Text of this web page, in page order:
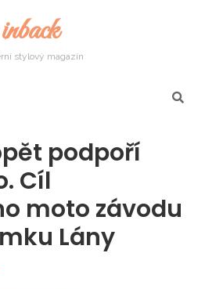
inback
stylový magazín
podpoří
Cíl
moto závodu
Lány